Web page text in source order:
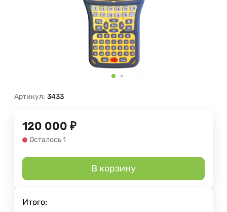
Артикул: 3433
120 000 ₽
Осталось 1
В корзину
Итого: